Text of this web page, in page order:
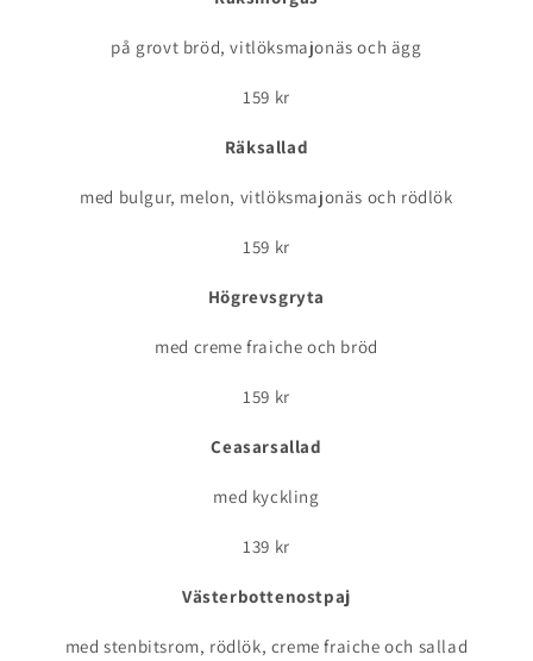
på grovt bröd, vitlöksmajonäs och ägg
159 kr
Räksallad
med bulgur, melon, vitlöksmajonäs och rödlök
159 kr
Högrevsgryta
med creme fraiche och bröd
159 kr
Ceasarsallad
med kyckling
139 kr
Västerbottenostpaj
med stenbitsrom, rödlök, creme fraiche och sallad